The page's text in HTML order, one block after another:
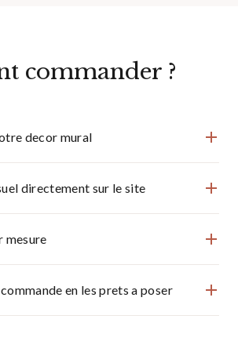
commander ?
decor mural
directement sur le site
mesure
en les prets a poser